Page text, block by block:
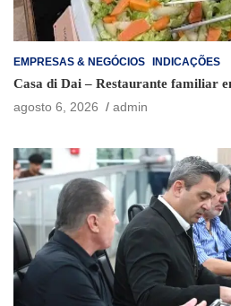
EMPRESAS & NEGÓCIOS INDICAÇÕES
Casa di Dai – Restaurante familiar
agosto 6, 2026
admin